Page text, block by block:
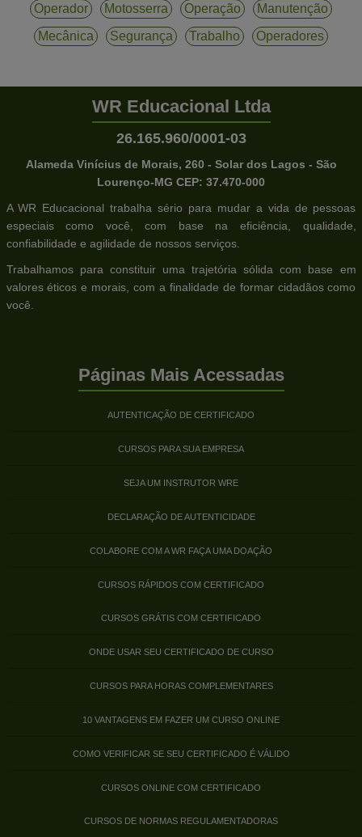
Operador Motosserra Operação
Manutenção
Mecânica
Segurança Trabalho Operadores
WR Educacional Ltda
26.165.960/0001-03
Alameda Vinícius de Morais, 260 - Solar dos Lagos - São
Lourenço-MG CEP: 37.470-000
A WR Educacional trabalha sério para mudar a vida de pessoas
especiais como você, com base na eficiência, qualidade,
confiabilidade e agilidade de nossos serviços.
Trabalhamos para constituir uma trajetória sólida com base em
valores éticos e morais, com a finalidade de formar cidadãos como
você.
Páginas Mais Acessadas
AUTENTICAÇÃO DE CERTIFICADO
CURSOS PARA SUA EMPRESA
SEJA UM INSTRUTOR WRE
DECLARAÇÃO DE AUTENTICIDADE
COLABORE COM A WR FAÇA UMA DOAÇÃO
CURSOS RÁPIDOS COM CERTIFICADO
CURSOS GRÁTIS COM CERTIFICADO
ONDE USAR SEU CERTIFICADO DE CURSO
CURSOS PARA HORAS COMPLEMENTARES
10 VANTAGENS EM FAZER UM CURSO ONLINE
COMO VERIFICAR SE SEU CERTIFICADO É VÁLIDO
CURSOS ONLINE COM CERTIFICADO
CURSOS DE NORMAS REGULAMENTADORAS